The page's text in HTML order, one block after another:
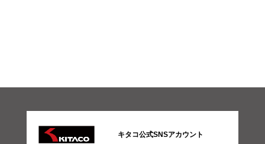
キタコ公式SNSアカウント